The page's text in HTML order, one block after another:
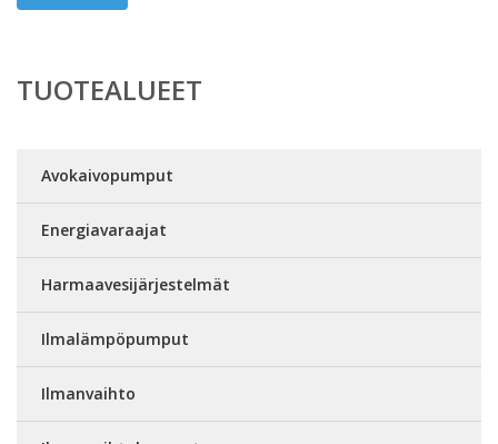
TUOTEALUEET
Avokaivopumput
Energiavaraajat
Harmaavesijärjestelmät
Ilmalämpöpumput
Ilmanvaihto